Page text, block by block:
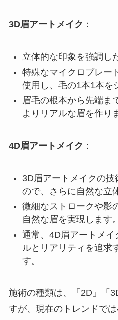
3D眉アートメイク ：
立体的な印象を強調し
特殊なマイクロブレー
使用し、毛の1本1本を
眉毛の根本から先端ま
よりリアルな眉を作り
4D眉アートメイク ：
3D眉アートメイクの技
ので、さらに自然な立
微細なストロークや影
自然な眉を実現します。
通常、4D眉アートメ
ルとリアリティを追求
す。
施術の種類は、「2D」「
すが、現在のトレンドでは